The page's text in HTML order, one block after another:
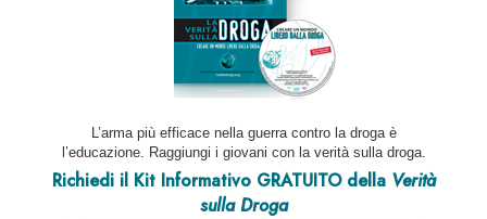
L’arma più efficace nella guerra contro la droga è
l’educazione. Raggiungi i giovani con la verità sulla droga.
Richiedi il Kit Informativo GRATUITO della Verità
sulla Droga